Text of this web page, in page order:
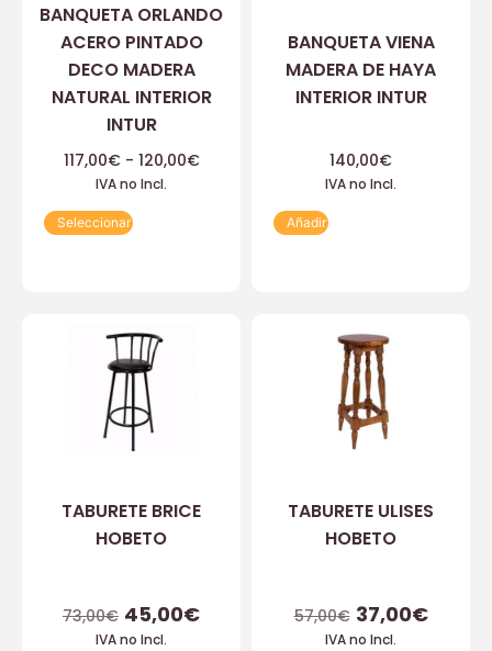
BANQUETA ORLANDO
ACERO PINTADO
DECO MADERA
NATURAL INTERIOR
INTUR
117,00€ - 120,00€
IVA no Incl.
Seleccionar
BANQUETA VIENA
MADERA DE HAYA
INTERIOR INTUR
140,00€
IVA no Incl.
Añadir
TABURETE BRICE
HOBETO
73,00€ 45,00€
IVA no Incl.
TABURETE ULISES
HOBETO
57,00€ 37,00€
IVA no Incl.